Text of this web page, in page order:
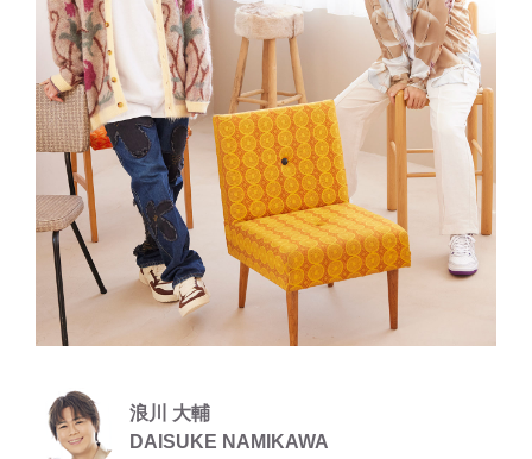
浪川 大輔
DAISUKE NAMIKAWA